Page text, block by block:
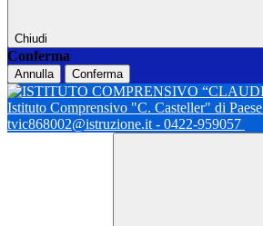
Chiudi
Conferma
Annulla Conferma
Istituto Comprensivo "C. Casteller" di Paese
tvic868002@istruzione.it - 0422-959057